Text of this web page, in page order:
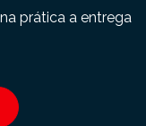
prática a entrega